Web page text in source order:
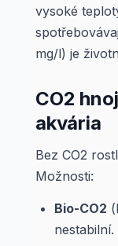
vysoké
mg/l) je
CO2
akvária
Bez CO2
Možnosti:
Bio-CO2